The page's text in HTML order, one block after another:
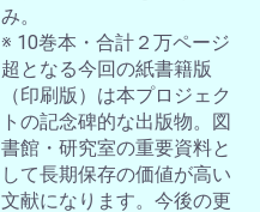
み。
※ 10巻本・合計２万ページ
超となる今回の紙書籍版
（印刷版）は本プロジェク
トの記念碑的な出版物。図
書館・研究室の重要資料と
して長期保存の価値が高い
文献になります。今後の更